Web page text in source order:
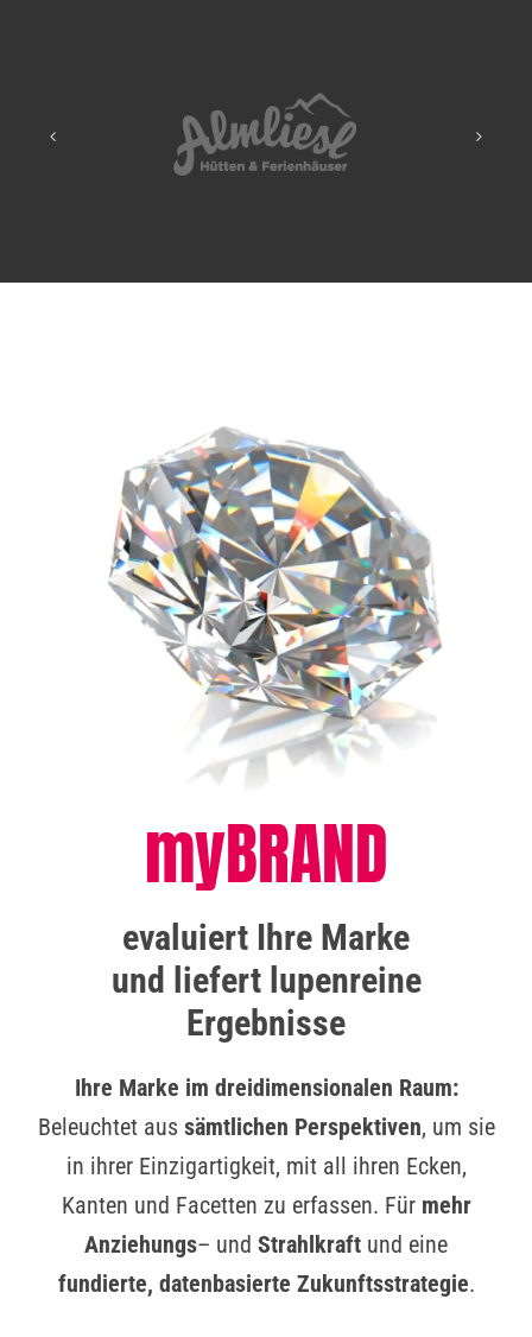
myBRAND
evaluiert Ihre Marke
und liefert lupenreine
Ergebnisse
Ihre Marke im dreidimensionalen Raum:
Beleuchtet aus sämtlichen Perspektiven, um sie
in ihrer Einzigartigkeit, mit all ihren Ecken,
Kanten und Facetten zu erfassen. Für mehr
Anziehungs– und Strahlkraft und eine
fundierte, datenbasierte Zukunftsstrategie.